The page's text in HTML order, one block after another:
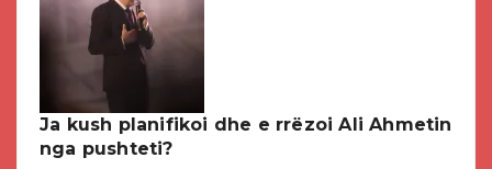
Ja kush planifikoi dhe e rrëzoi Ali Ahmetin
nga pushteti?